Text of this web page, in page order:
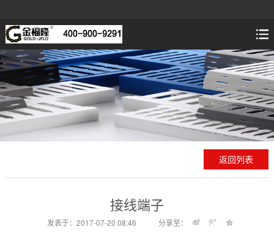
返回列表
接线端子
发表于：2017-07-20 08:46 分享至：